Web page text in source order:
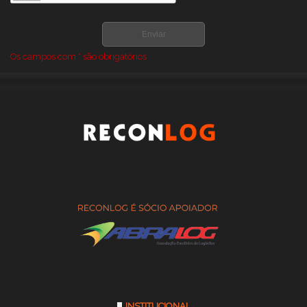
GALPÃO LONADO PARA ARMAZENAGEM PREÇO
GALPÃO PARA ARMAZENAMENTO DE FENO
GALPÃO PARA ARMAZENAMENTO DE GRÃOS
GALPÕES DE LONA PARA ARMAZENAGEM
ONDE COMPRAR GALPAO DE LONA PARA AGRONEGOCIO
ONDE COMPRAR GALPÃO DE LONA PARA ARMAZENAGEM
PREÇO DE GALPÕES LONADOS PARA LOGISTICA E
ARMAZENAGEM
PREÇO GALPAO DE LONA PARA AGRONEGOCIO
Os campos com * são obrigatórios